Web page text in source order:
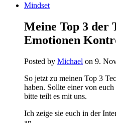
Mindset
Meine Top 3 der
Emotionen
Posted by Michael on 9.
So jetzt zu meinen Top 3
haben. Sollte einer von
bitte teilt es mit uns.
Ich zeige sie euch in der